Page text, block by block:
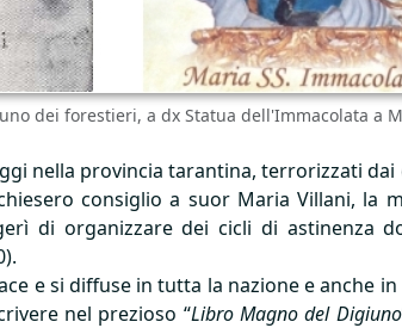
dei forestieri, a dx Statua dell'Immacolata a
nella provincia tarantina, terrorizzati dai
consiglio a suor Maria Villani, la
di organizzare dei cicli di astinenza
e si diffuse in tutta la nazione e anche
nel prezioso “Libro Magno del Digiuno